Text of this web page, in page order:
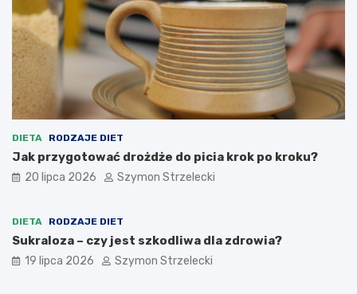
DIETA RODZAJE DIET
Jak przygotować drożdże do picia krok po kroku?
20 lipca 2026 Szymon Strzelecki
DIETA RODZAJE DIET
Sukraloza – czy jest szkodliwa dla zdrowia?
19 lipca 2026 Szymon Strzelecki